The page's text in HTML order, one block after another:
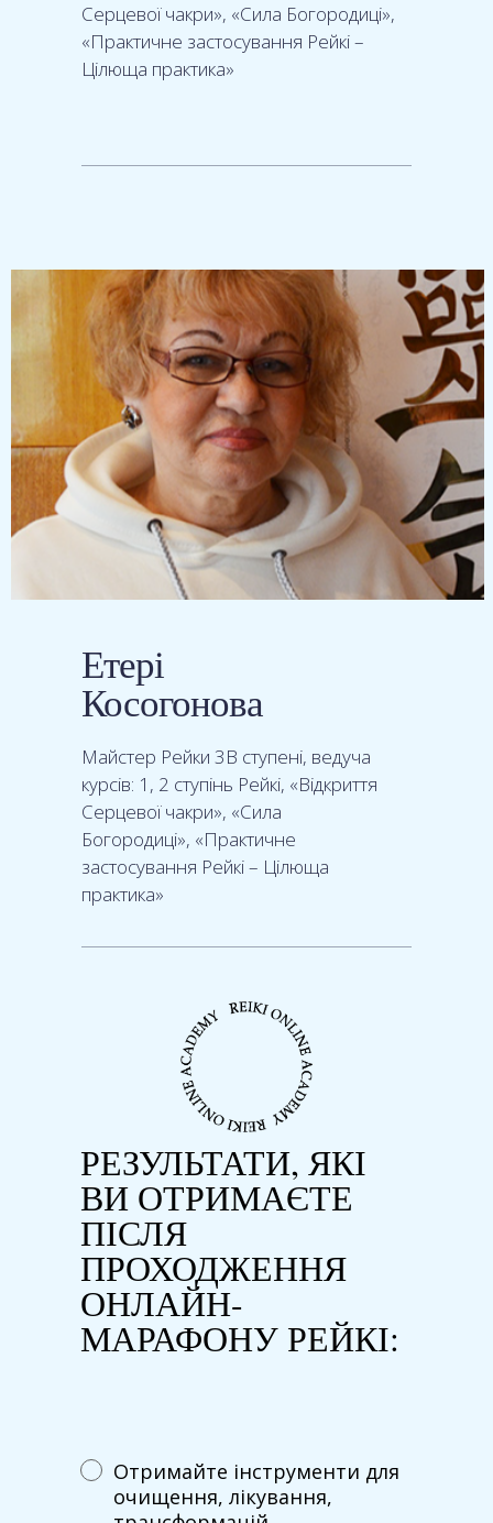
Серцевої чакри», «Сила Богородиці»,
«Практичне застосування Рейкі –
Цілюща практика»
Етері
Косогонова
Майстер Рейки 3В ступені, ведуча
курсів: 1, 2 ступінь Рейкі, «Відкриття
Серцевої чакри», «Сила
Богородиці», «Практичне
застосування Рейкі – Цілюща
практика»
Отримайте інструменти для
очищення, лікування,
РЕЗУЛЬТАТИ, ЯКІ
ВИ ОТРИМАЄТЕ
ПІСЛЯ
ПРОХОДЖЕННЯ
ОНЛАЙН-
МАРАФОНУ РЕЙКІ: